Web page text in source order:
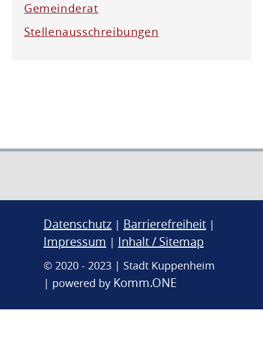
Gemeinderat
Stellenausschreibungen
Datenschutz | Barrierefreiheit |
Impressum | Inhalt / Sitemap
© 2020 - 2023 | Stadt Kuppenheim
| powered by Komm.ONE